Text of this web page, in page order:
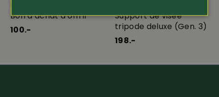
Bon d’achat à offrir
100.-
Support de visée
tripode deluxe (Gen. 3)
198.-